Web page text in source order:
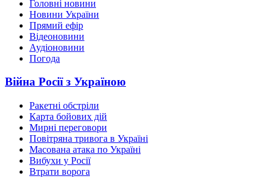
Головні новини
Новини України
Прямий ефір
Відеоновини
Аудіоновини
Погода
Війна Росії з Україною
Ракетні обстріли
Карта бойових дій
Мирні переговори
Повітряна тривога в Україні
Масована атака по Україні
Вибухи у Росії
Втрати ворога